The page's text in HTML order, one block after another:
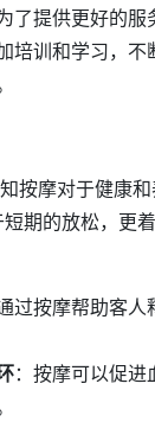
了提供更好的服
培训和学习，不
按摩对于健康
期的放松，更
过按摩帮助客
：按摩可以促